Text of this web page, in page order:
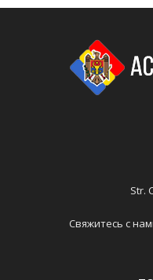
Str.
Свяжитесь с